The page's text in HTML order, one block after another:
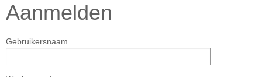
Aanmelden
Gebruikersnaam